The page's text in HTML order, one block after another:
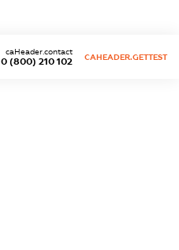
0 (800) 210 102
caHeader.contact
CAHEADER.GETTEST